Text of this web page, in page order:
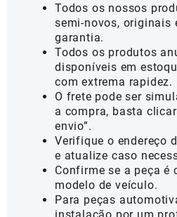
Todos os nossos
semi-novos, originais
garantia.
Todos os produtos
disponíveis em
com extrema rapidez.
O frete pode ser
a compra, basta
envio”.
Verifique o endereço
e atualize caso
Confirme se a peça é
modelo de veículo.
Para peças